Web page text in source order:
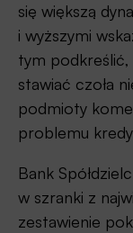
się większą
i wyższymi
tym podkreślić,
stawiać czoła
podmioty
problemu
Bank
w szranki z
zestawienie